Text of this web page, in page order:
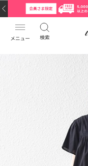
メニュー 検索